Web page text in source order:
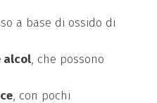
a base di ossido di
alcol, che possono
, con pochi